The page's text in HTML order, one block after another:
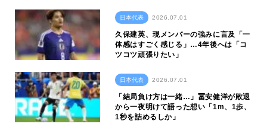
日本代表 2026.07.01
久保建英、現メンバーの強みに言及「一
体感はすごく感じる」…4年後へは「コ
ツコツ頑張りたい」
日本代表 2026.07.01
「結局負け方は一緒…」冨安健洋が敗退
から一夜明けて語った想い「1m、1歩、
1秒を詰めるしか」